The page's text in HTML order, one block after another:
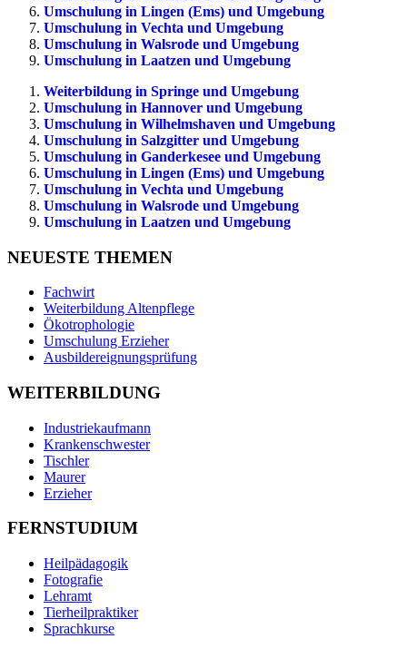
Umschulung in Lingen (Ems) und Umgebung
Umschulung in Vechta und Umgebung
Umschulung in Walsrode und Umgebung
Umschulung in Laatzen und Umgebung
Weiterbildung in Springe und Umgebung
Umschulung in Hannover und Umgebung
Umschulung in Wilhelmshaven und Umgebung
Umschulung in Salzgitter und Umgebung
Umschulung in Ganderkesee und Umgebung
Umschulung in Lingen (Ems) und Umgebung
Umschulung in Vechta und Umgebung
Umschulung in Walsrode und Umgebung
Umschulung in Laatzen und Umgebung
NEUESTE THEMEN
Fachwirt
Weiterbildung Altenpflege
Ökotrophologie
Umschulung Erzieher
Ausbildereignungsprüfung
WEITERBILDUNG
Industriekaufmann
Krankenschwester
Tischler
Maurer
Erzieher
FERNSTUDIUM
Heilpädagogik
Fotografie
Lehramt
Tierheilpraktiker
Sprachkurse